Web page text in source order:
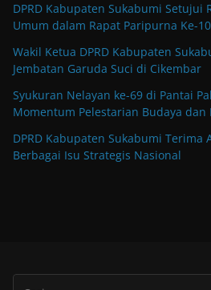
DPRD Kabupaten Sukabumi Setujui
Umum dalam Rapat Paripurna Ke-
Wakil Ketua DPRD Kabupaten
Jembatan Garuda Suci di Cikembar
Syukuran Nelayan ke-69 di Pantai
Momentum Pelestarian Budaya dan
DPRD Kabupaten Sukabumi Terima
Berbagai Isu Strategis Nasional